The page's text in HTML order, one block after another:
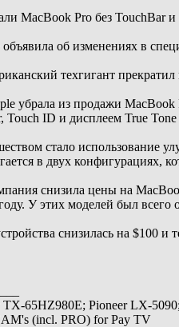
MacBook Pro без TouchBar
об изменениях в
техгигант
убрала из продажи
Touch ID и дисплеем True
стало использование
в двух конфигурациях,
снизила цены на
У этих моделей был всего
снизилась на $100 и
TX-65HZ980E; Pioneer LX-
(incl. PRO) for Pay TV